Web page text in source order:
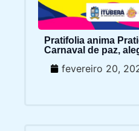
Pratifolia anima
Carnaval de paz,
fevereiro 20,